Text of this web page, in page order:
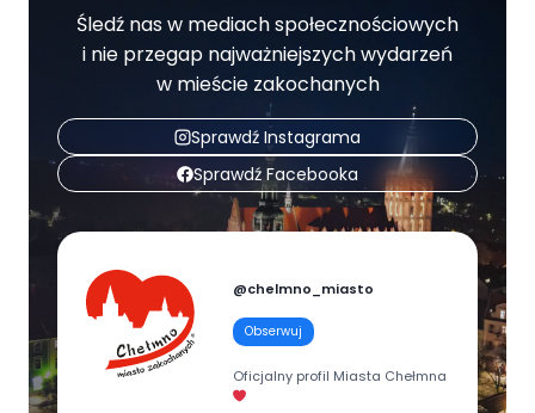
Śledź nas w mediach społecznościowych
i nie przegap najważniejszych wydarzeń
w mieście zakochanych
Sprawdź Instagrama
Sprawdź Facebooka
@chelmno_miasto
Obserwuj
Oficjalny profil Miasta Chełmna